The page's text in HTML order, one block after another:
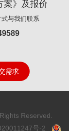
案》及报价
与我们联系
需求
Reserved.
号-2